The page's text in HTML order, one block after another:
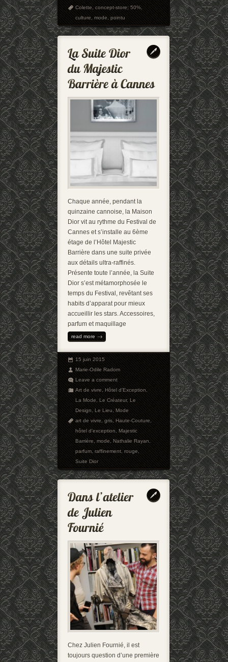
Colette,concept-store; 50%,
culture,mode,pointu
Chaque année, pendant la
quinzaine cannoise, la Maison
Dior vit au rythme du Festival de
Cannes et s’installe au 6ème
étage de l’Hôtel Majestic
Barrière dans une suite privée
aux détails ultra-raffinés.
Présente toute l’année, la Suite
Dior s’est métamorphosée le
temps du Festival, revêtant ses
habits d’apparat pour mieux
accueillir les stars. Accessoires,
parfum et maquillage
read more
15 juin 2015
Marie-Odile Radom
Leave a comment
Art de vivre,Hôtel d'Exception,
La Mode,Le Créateur,Le
Design,Le Lieu,Mode
art de vivre,gris,Haute-Couture,
hôtel d'exception,Majestic
Barrière,mode,Nathalie Rayan,
parfum,raffinement,rouge,
Suite Dior
Chez Julien Fournié, il est
toujours question d’une première